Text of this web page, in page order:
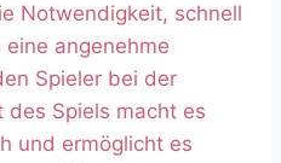
Notwendigkeit, schnell
angenehme
Spieler bei der
des Spiels macht es
und ermöglicht es